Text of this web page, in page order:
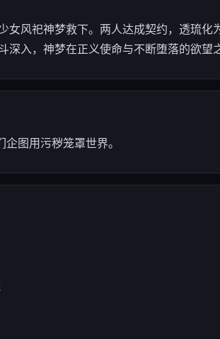
风祀神梦救下。两人达成契约，透琉化
入，神梦在正义使命与不断堕落的欲望
图用污秽笼罩世界。